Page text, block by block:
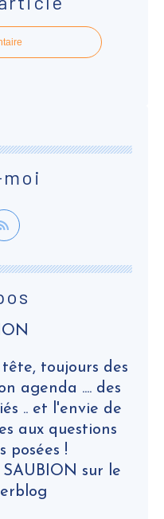
toujours des
agenda .... des
.. et l'envie de
aux questions
posées !
sur le